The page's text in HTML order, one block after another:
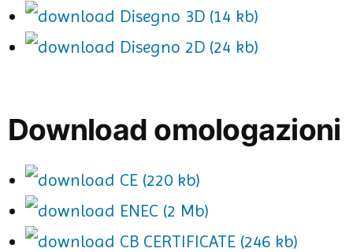
Disegno 3D (14 kb)
Disegno 2D (24 kb)
Download omologazioni
CE (220 kb)
ENEC (2 Mb)
CB CERTIFICATE (246 kb)